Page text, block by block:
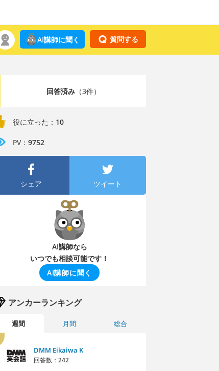
質問する
AI講師に聞く
回答済み（3件）
役に立った： 10
PV： 9752
シェア ツイート
AI講師なら
いつでも相談可能です！
AI講師に聞く
アンカーランキング
週間 月間 総合
DMM Eikaiwa K
回答数： 242